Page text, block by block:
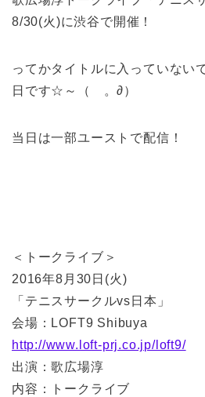
8/30(火)に渋谷で開催！
ってかタイトルに入っていない
日です☆～（ゝ。∂）
当日は一部ユーストで配信！
＜トークライブ＞
2016年8月30日(火)
「テニスサークルvs日本」
会場：LOFT9 Shibuya
http://www.loft-prj.co.jp/loft9/
出演：歌広場淳
内容：トークライブ